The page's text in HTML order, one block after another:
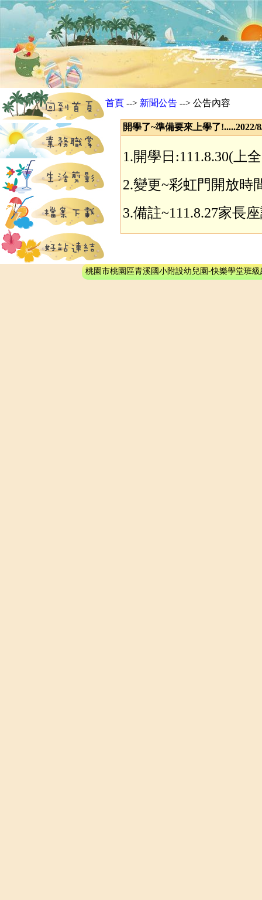
首頁 --> 新聞公告 --> 公告內容
開學了~準備要來上學了
1.開學日:111.8.30(上
2.變更~彩虹門開放時
3.備註~111.8.27家長
桃園市桃園區青溪國小附設幼兒園-快樂學堂班